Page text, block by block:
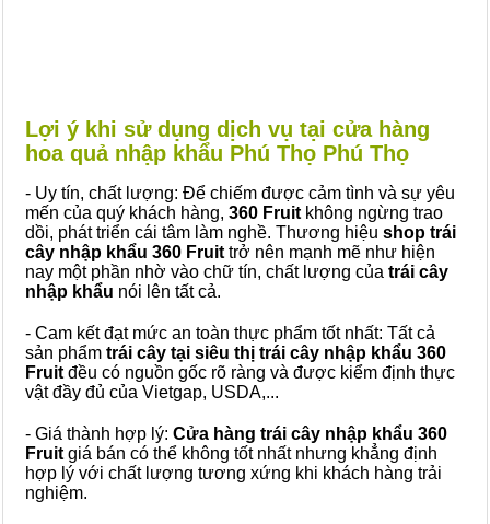
Lợi ý khi sử dụng dịch vụ tại cửa hàng
hoa quả nhập khẩu Phú Thọ Phú Thọ
- Uy tín, chất lượng: Để chiếm được cảm tình và sự yêu
mến của quý khách hàng, 360 Fruit không ngừng trao
dồi, phát triển cái tâm làm nghề. Thương hiệu shop trái
cây nhập khẩu 360 Fruit trở nên mạnh mẽ như hiện
nay một phần nhờ vào chữ tín, chất lượng của trái cây
nhập khẩu nói lên tất cả.
- Cam kết đạt mức an toàn thực phẩm tốt nhất: Tất cả
sản phẩm trái cây tại siêu thị trái cây nhập khẩu 360
Fruit đều có nguồn gốc rõ ràng và được kiểm định thực
vật đầy đủ của Vietgap, USDA,...
- Giá thành hợp lý: Cửa hàng trái cây nhập khẩu 360
Fruit giá bán có thể không tốt nhất nhưng khẳng định
hợp lý với chất lượng tương xứng khi khách hàng trải
nghiệm.